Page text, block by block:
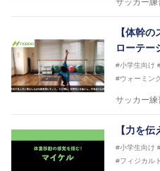
サッカー練
【体幹
ローテ
#小学生向け
#ウォーミン
サッカー練
【力を
#小学生向け
#フィジカル